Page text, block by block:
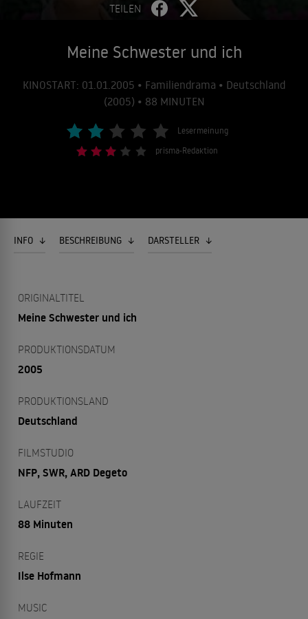
TEILEN
Meine Schwester und ich
KINOSTART: 01.01.2005 • Familiendrama • Deutschland
(2005) • 88 MINUTEN
Lesermeinung
prisma-Redaktion
INFO BESCHREIBUNG DARSTELLER
ORIGINALTITEL
Meine Schwester und ich
PRODUKTIONSDATUM
2005
PRODUKTIONSLAND
Deutschland
FILMSTUDIO
NFP, SWR, ARD Degeto
LAUFZEIT
88 Minuten
REGIE
Ilse Hofmann
MUSIC